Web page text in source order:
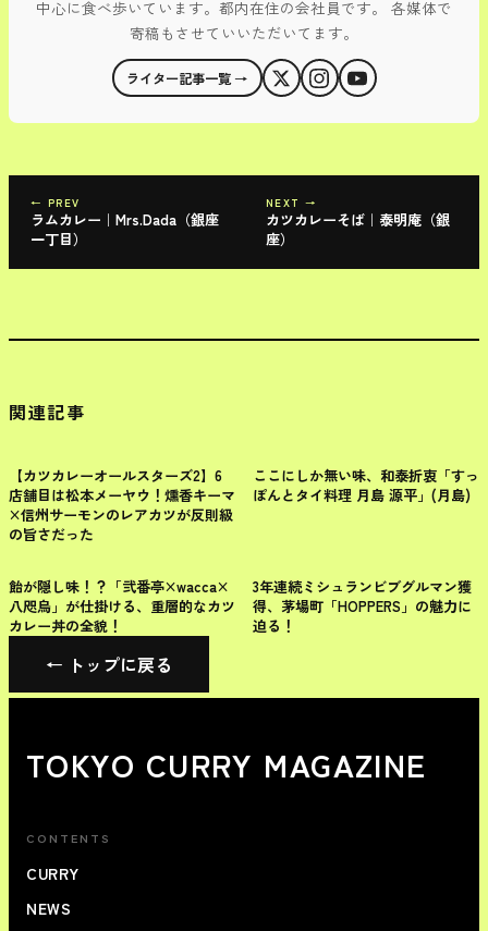
中心に食べ歩いています。都内在住の会社員です。 各媒体で
寄稿もさせていいただいてます。
ライター記事一覧 →
← PREV
ラムカレー｜Mrs.Dada（銀座
一丁目）
NEXT →
カツカレーそば｜泰明庵（銀
座）
関連記事
長野県
【カツカレーオールスターズ2】6
店舗目は松本メーヤウ！燻香キーマ
×信州サーモンのレアカツが反則級
の旨さだった
中央区
ここにしか無い味、和泰折衷「すっ
ぽんとタイ料理 月島 源平」(月島)
中央区
飴が隠し味！？「弐番亭×wacca×
八咫烏」が仕掛ける、重層的なカツ
カレー丼の全貌！
中央区
3年連続ミシュランビブグルマン獲
得、茅場町「HOPPERS」の魅力に
迫る！
← トップに戻る
TOKYO CURRY MAGAZINE
CONTENTS
CURRY
NEWS